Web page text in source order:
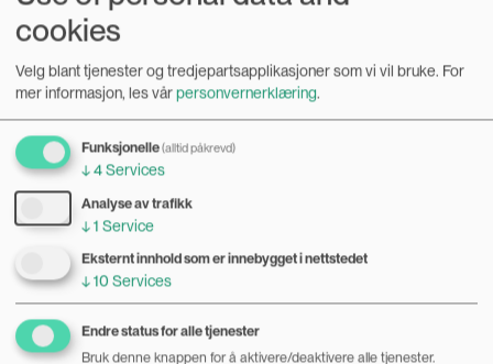
Fra Beijing til feminisme i 2017
Bilde
cookies
Velg blant tjenester og tredjepartsapplikasjoner som vi vil bruke. For
mer informasjon, les vårpersonvernerklæring.
Funksjonelle(alltid påkrevd)
↓4Services
Analyse av trafikk
↓1 Service
Eksternt innhold som er innebygget i nettstedet
↓10 Services
Endre status for alle tjenester
Bruk denne knappen for å aktivere/deaktivere alle tjenester.